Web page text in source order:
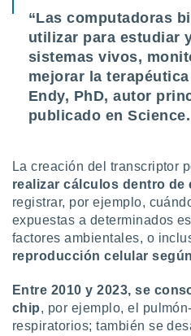
“Las computadoras
utilizar para estudiar
sistemas vivos,
mejorar la
Endy, PhD, autor
publicado en Science.
La creación del transcriptor
realizar cálculos dentro de
registrar, por ejemplo,
expuestas a determinados
factores ambientales, o
reproducción celular
Entre 2010 y 2023, se
chip, por ejemplo, el
respiratorios; también se